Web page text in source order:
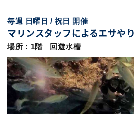
毎週 日曜日 / 祝日 開催
マリンスタッフによるエサやり
場所：1階 回遊水槽